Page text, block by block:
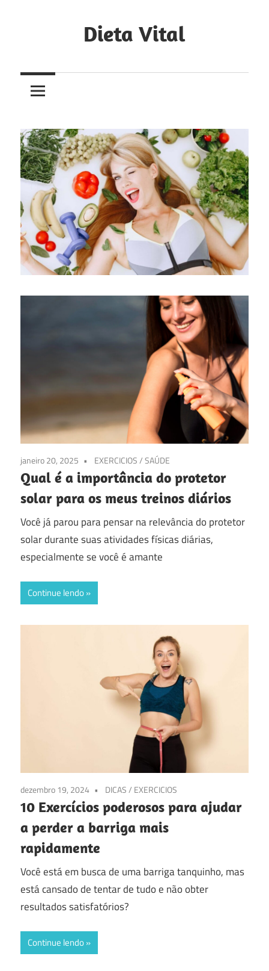
Dieta Vital
janeiro 20, 2025 EXERCICIOS/SAÚDE
Qual é a importância do protetor
solar para os meus treinos diários
Você já parou para pensar na relevância do protetor
solar durante suas atividades físicas diárias,
especialmente se você é amante
Continue lendo
dezembro 19, 2024 DICAS/ EXERCICIOS
10 Exercícios poderosos para ajudar
a perder a barriga mais
rapidamente
Você está em busca de uma barriga tanquinho, mas
está cansado de tentar de tudo e não obter
resultados satisfatórios?
Continue lendo